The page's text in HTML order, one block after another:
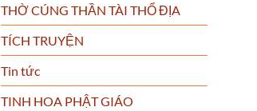
THỜ CÚNG THẦN TÀI THỔ ĐỊA
TÍCH TRUYỆN
Tin tức
TINH HOA PHẬT GIÁO